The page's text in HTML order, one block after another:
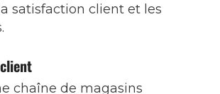
satisfaction client et les
chaîne de magasins